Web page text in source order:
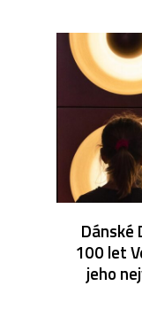
Dánské
100 let
jeho